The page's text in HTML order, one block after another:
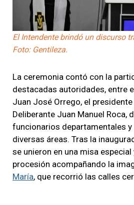
El Intendente brindó un discurso
Foto: Gentileza.
La ceremonia contó con la
destacadas autoridades, entre
Juan José Orrego, el
Deliberante Juan Manuel Roca,
funcionarios departamentales
diversas áreas. Tras la
se unieron en una misa
procesión acompañando la
María, que recorrió las calles